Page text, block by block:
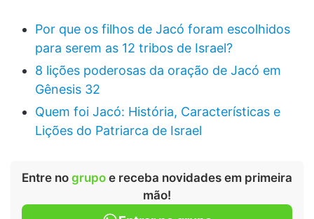
Por que os filhos de Jacó foram escolhidos
para serem as 12 tribos de Israel?
8 lições poderosas da oração de Jacó em
Gênesis 32
Quem foi Jacó: História, Características e
Lições do Patriarca de Israel
Entre no grupo e receba novidades em primeira
mão!